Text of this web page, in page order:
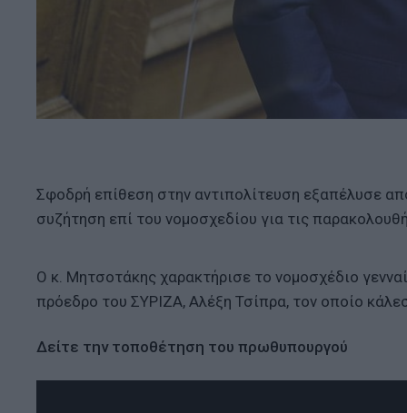
Σφοδρή επίθεση στην αντιπολίτευση εξαπέλυσε
συζήτηση επί του νομοσχεδίου για τις
Ο κ. Μητσοτάκης χαρακτήρισε το νομοσχέδιο
πρόεδρο του ΣΥΡΙΖΑ, Αλέξη Τσίπρα, τον οποίο
Δείτε την τοποθέτηση του πρωθυπουργού